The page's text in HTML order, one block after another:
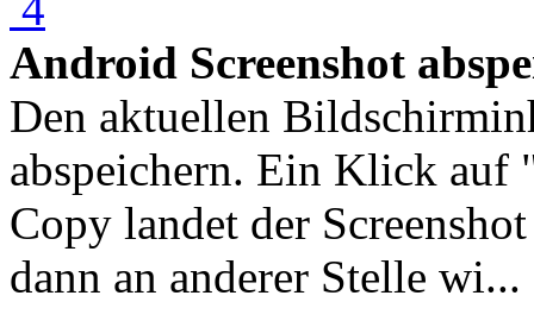
Android Screenshot
Den aktuellen
abspeichern. Ein Klick auf
Copy landet der
dann an anderer Stelle wi...